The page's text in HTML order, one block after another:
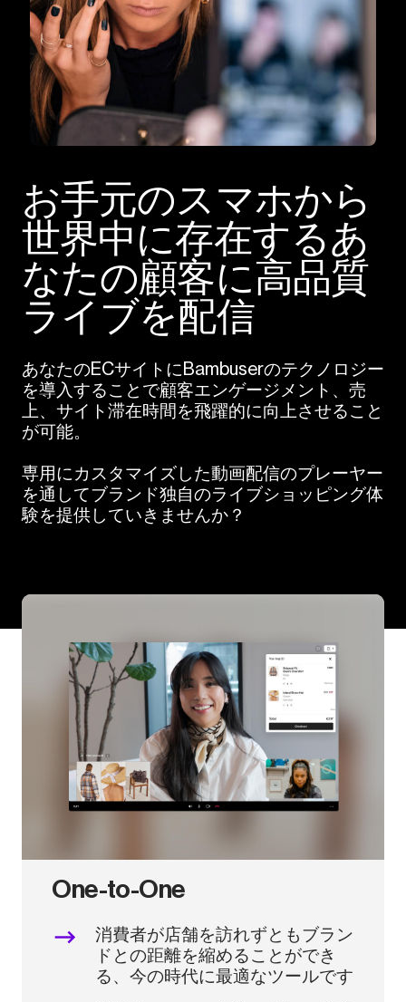
お手元のスマホから
世界中に存在するあ
なたの顧客に高品質
ライブを配信
あなたのECサイトにBambuserのテクノロジー
を導入することで顧客エンゲージメント、売
上、サイト滞在時間を飛躍的に向上させること
が可能。
専用にカスタマイズした動画配信のプレーヤー
を通してブランド独自のライブショッピング体
験を提供していきませんか？
One-to-One
消費者が店舗を訪れずともブラン
ドとの距離を縮めることができ
る、今の時代に最適なツールです